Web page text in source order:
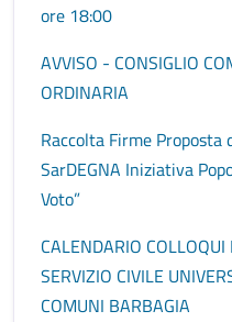
ore 18:00
AVVISO - CONSIGLIO
ORDINARIA
Raccolta Firme Proposta
SarDEGNA Iniziativa
Voto”
CALENDARIO
SERVIZIO CIVILE
COMUNI BARBAGIA